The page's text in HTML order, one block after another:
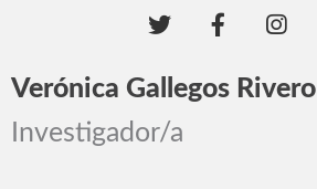
Verónica Gallegos Rivero
Investigador/a